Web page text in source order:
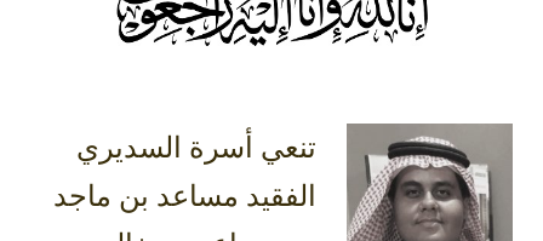
تنعي أسرة السديري
الفقيد مساعد بن ماجد